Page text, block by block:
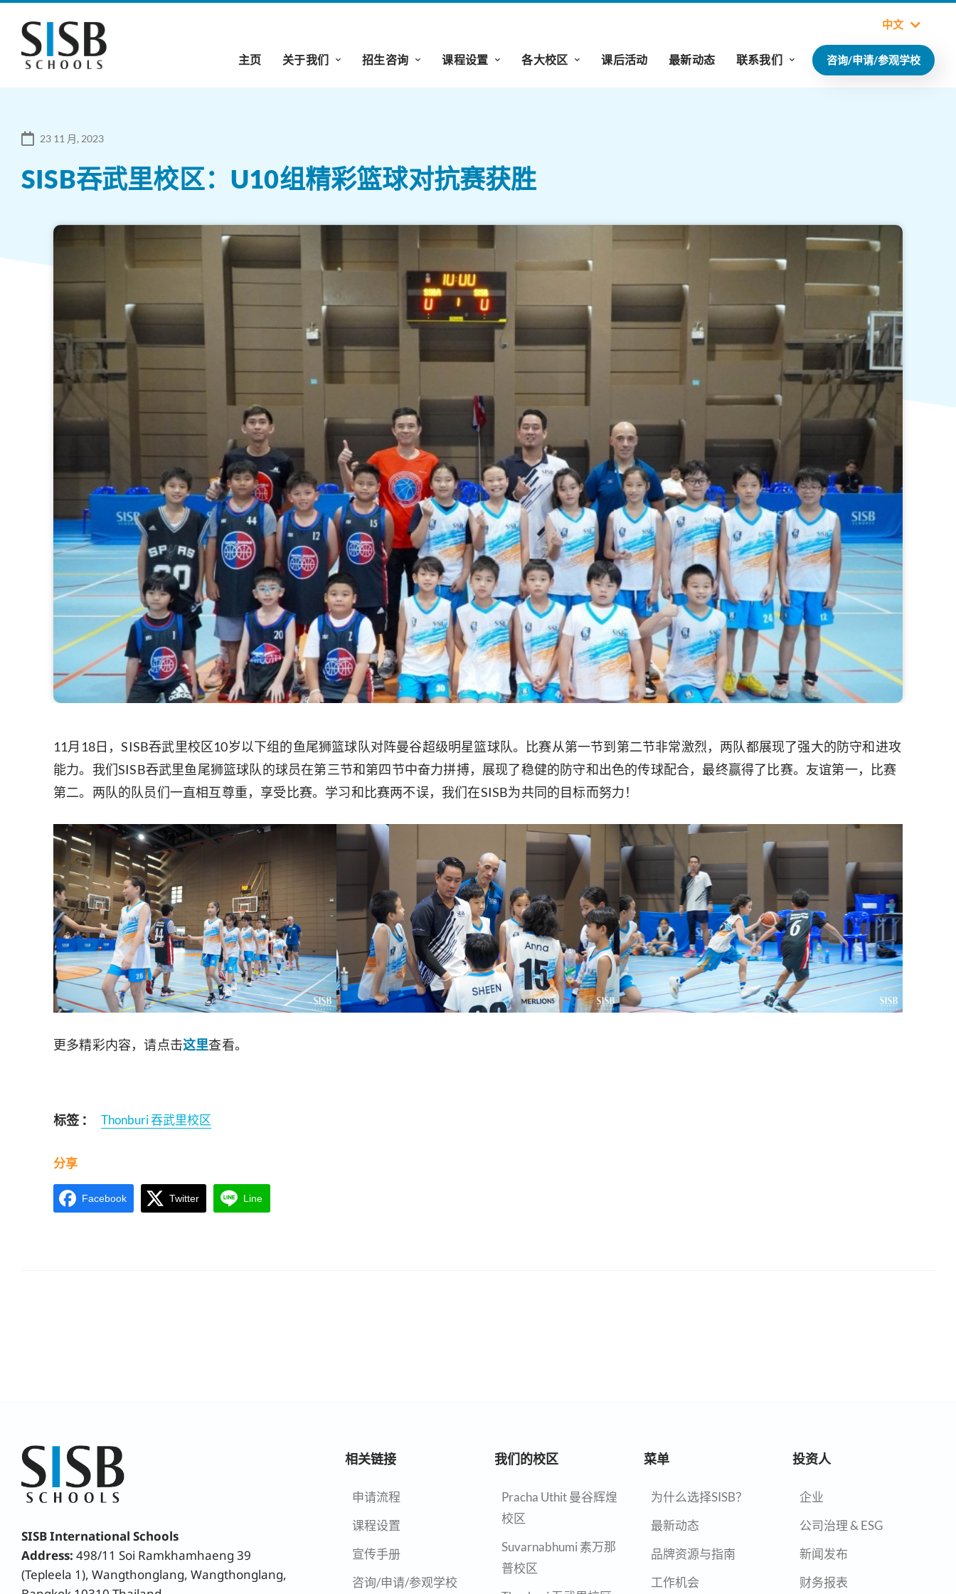
中文
主页 关于我们 招生咨询 课程设置 各大校区 课后活动 最新动态 联系我们 咨询/申请/参观学校
23 11 月, 2023
SISB吞武里校区：U10组精彩篮球对抗赛获胜
11月18日，SISB吞武里校区10岁以下组的鱼尾狮篮球队对阵曼谷超级明星篮球队。比赛从第一节到第二节非常激烈，两队都展现了强大的防守和进攻
能力。我们SISB吞武里鱼尾狮篮球队的球员在第三节和第四节中奋力拼搏，展现了稳健的防守和出色的传球配合，最终赢得了比赛。友谊第一，比赛
第二。两队的队员们一直相互尊重，享受比赛。学习和比赛两不误，我们在SISB为共同的目标而努力！
更多精彩内容，请点击这里查看。
标签 ： Thonburi 吞武里校区
分享
Facebook Twitter Line
SISB International Schools
Address:498/11 Soi Ramkhamhaeng 39
(Tepleela 1), Wangthonglang, Wangthonglang,
相关链接
申请流程
课程设置
宣传手册
咨询/申请/参观学校
我们的校区
Pracha Uthit 曼谷辉煌
校区
Suvarnabhumi 素万那
普校区
菜单
为什么选择SISB？
最新动态
品牌资源与指南
工作机会
投资人
企业
公司治理 & ESG
新闻发布
财务报表